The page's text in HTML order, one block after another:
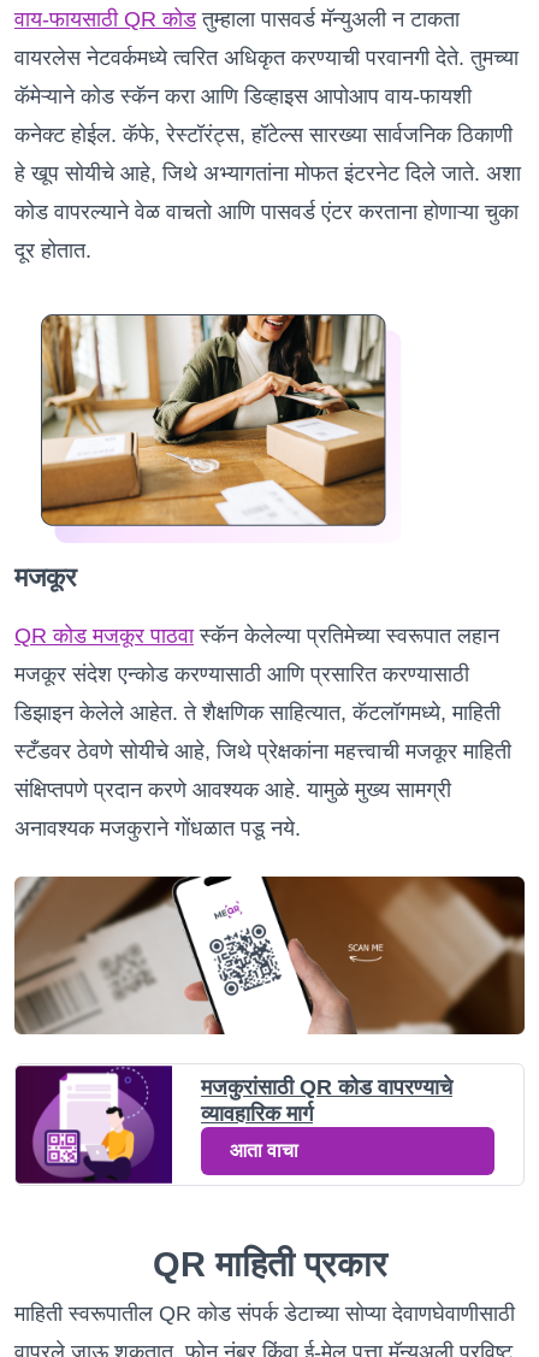
वाय-फायसाठी QR कोडतुम्हाला पासवर्ड मॅन्युअली न टाकता
वायरलेस नेटवर्कमध्ये त्वरित अधिकृत करण्याची परवानगी देते. तुमच्या
कॅमेऱ्याने कोड स्कॅन करा आणि डिव्हाइस आपोआप वाय-फायशी
कनेक्ट होईल. कॅफे, रेस्टॉरंट्स, हॉटेल्स सारख्या सार्वजनिक ठिकाणी
हे खूप सोयीचे आहे, जिथे अभ्यागतांना मोफत इंटरनेट दिले जाते. अशा
कोड वापरल्याने वेळ वाचतो आणि पासवर्ड एंटर करताना होणाऱ्या चुका
दूर होतात.
मजकूर
QR कोड मजकूर पाठवास्कॅन केलेल्या प्रतिमेच्या स्वरूपात लहान
मजकूर संदेश एन्कोड करण्यासाठी आणि प्रसारित करण्यासाठी
डिझाइन केलेले आहेत. ते शैक्षणिक साहित्यात, कॅटलॉगमध्ये, माहिती
स्टँडवर ठेवणे सोयीचे आहे, जिथे प्रेक्षकांना महत्त्वाची मजकूर माहिती
संक्षिप्तपणे प्रदान करणे आवश्यक आहे. यामुळे मुख्य सामग्री
अनावश्यक मजकुराने गोंधळात पडू नये.
मजकुरांसाठी QR कोड वापरण्याचे
व्यावहारिक मार्ग
आता वाचा
QR माहिती प्रकार
माहिती स्वरूपातील QR कोड संपर्क डेटाच्या सोप्या देवाणघेवाणीसाठी